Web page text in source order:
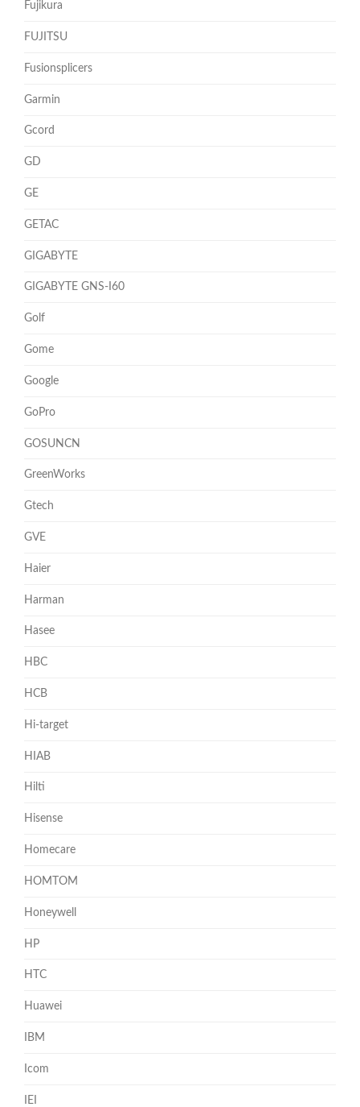
Fujikura
FUJITSU
Fusionsplicers
Garmin
Gcord
GD
GE
GETAC
GIGABYTE
GIGABYTE GNS-I60
Golf
Gome
Google
GoPro
GOSUNCN
GreenWorks
Gtech
GVE
Haier
Harman
Hasee
HBC
HCB
Hi-target
HIAB
Hilti
Hisense
Homecare
HOMTOM
Honeywell
HP
HTC
Huawei
IBM
Icom
IEI